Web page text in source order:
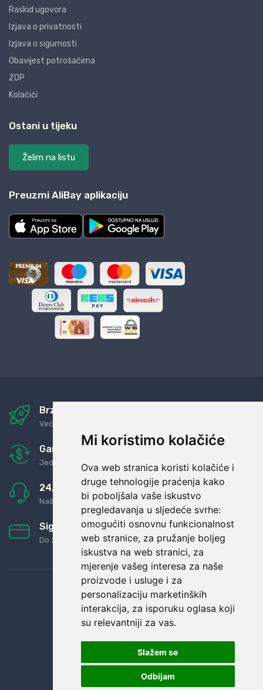
Mi koristimo kolačiće
Ova web stranica koristi kolačiće i
druge tehnologije praćenja kako
bi poboljšala vaše iskustvo
pregledavanja u sljedeće svrhe:
omogućiti osnovnu funkcionalnost
web stranice, za pružanje boljeg
iskustva na web stranici, za
mjerenje vašeg interesa za naše
proizvode i usluge i za
personalizaciju marketinških
interakcija, za isporuku oglasa koji
su relevantniji za vas.
Slažem se
Odbijam
Raskid ugovora
Izjava o privatnosti
Izjava o sigurnosti
Obavijest potrošačima
ZOP
Kolačići
Ostani u tijeku
Želim na listu
Preuzmi AliBay aplikaciju
Brza i sigurna dostava
Već za nekoliko dana kod vas
Garancija u povrat novaca
Jednostavno pravilo: Roba za novac
24/7 odlična podrška
Naši agenti uvijek na raspolaganju
Sigurno obročno plaćanje
Do 24 rata bez kamata